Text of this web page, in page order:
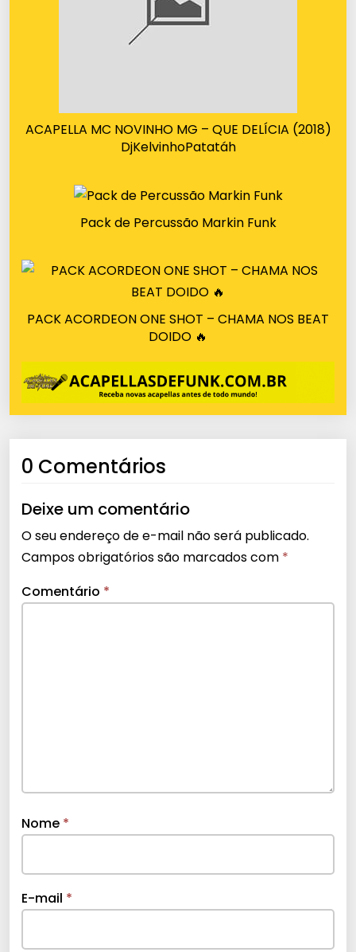
ACAPELLA MC NOVINHO MG – QUE DELÍCIA (2018)
DjKelvinhoPatatáh
Pack de Percussão Markin Funk
PACK ACORDEON ONE SHOT – CHAMA NOS BEAT
DOIDO 🔥
0 Comentários
Deixe um comentário
O seu endereço de e-mail não será publicado.
Campos obrigatórios são marcados com *
Comentário *
Nome *
E-mail *